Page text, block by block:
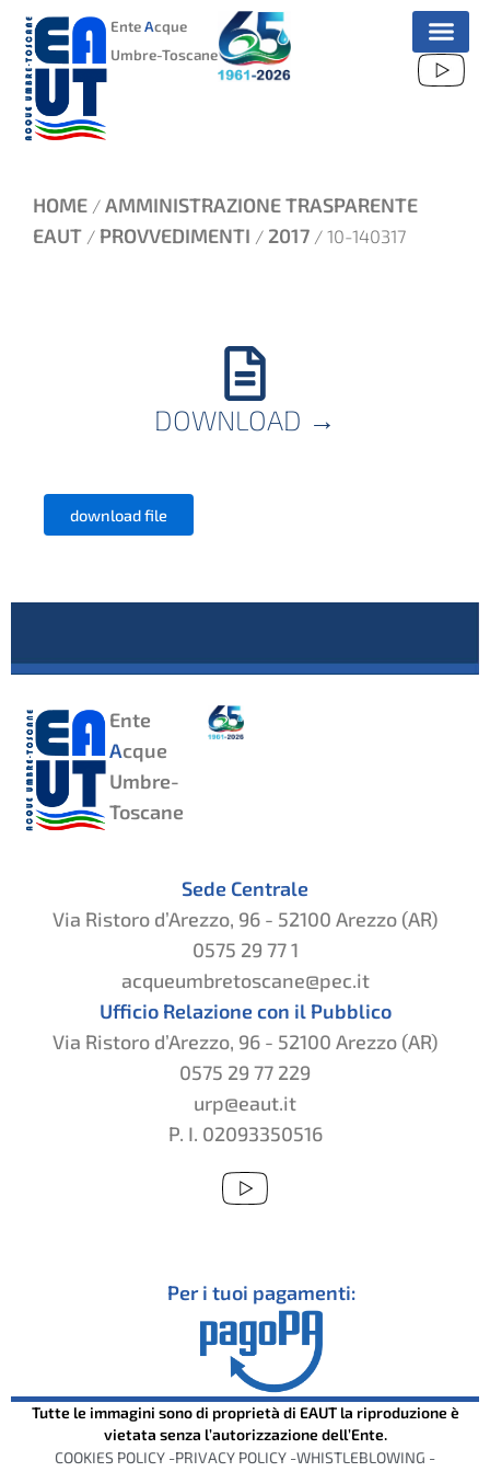
VAI
CONTENUTO
EnteAcque
Umbre-Toscane
HOME / AMMINISTRAZIONE TRASPARENTE
EAUT / PROVVEDIMENTI / 2017 / 10-140317
DOWNLOAD →
download file
Ente
Acque
Umbre-
Toscane
Sede Centrale
Via Ristoro d’Arezzo, 96 - 52100 Arezzo (AR)
0575 29 77 1
acqueumbretoscane@pec.it
Ufficio Relazione con il Pubblico
Via Ristoro d’Arezzo, 96 - 52100 Arezzo (AR)
0575 29 77 229
urp@eaut.it
P. I. 02093350516
Per i tuoi pagamenti:
Tutte le immagini sono di proprietà di EAUT la riproduzione è
vietata senza l’autorizzazione dell’Ente.
COOKIES POLICY -PRIVACY POLICY -WHISTLEBLOWING -